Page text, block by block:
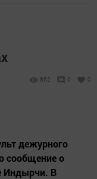
862 0 0
дежурного
сообщение о
Индырчи. В